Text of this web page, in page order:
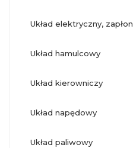
układ elektryczny, zapłon
układ hamulcowy
układ kierowniczy
układ napędowy
układ paliwowy